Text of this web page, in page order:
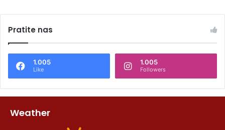
Pratite nas
1.005
Like
1.005
Followers
Weather